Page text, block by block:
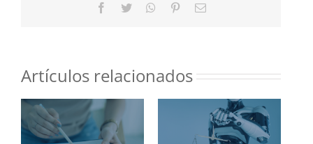
Facebook
Twitter WhatsApp
PinterestCorreo
Artículos relacionados